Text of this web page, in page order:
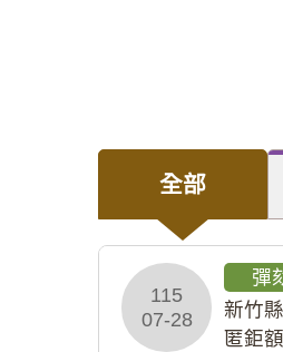
全部
115
07-28
彈
新竹
匿鉅